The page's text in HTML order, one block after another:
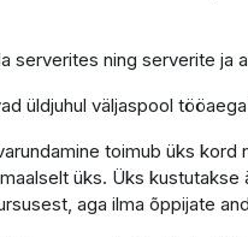
serverites ning serverite
üldjuhul väljaspool
toimub üks
üks. Üks
aga ilma õppijate